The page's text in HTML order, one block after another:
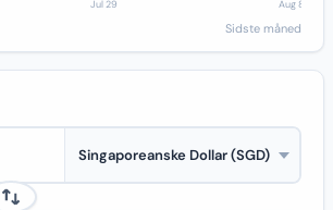
Sidste måned